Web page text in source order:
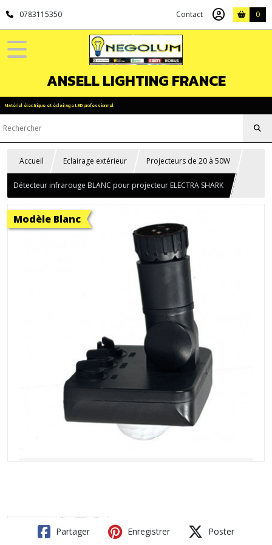
0783115350 Contact 0
ANSELL LIGHTING FRANCE
Matériel électrique et éclairage LED professionnel
Accueil Eclairage extérieur Projecteurs de 20 à 50W
Détecteur infrarouge BLANC pour projecteur ELECTRA SHARK
Modèle Blanc
Partager Enregistrer Poster